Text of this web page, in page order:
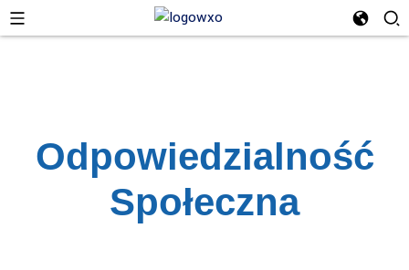
Odpowiedzialność
Społeczna